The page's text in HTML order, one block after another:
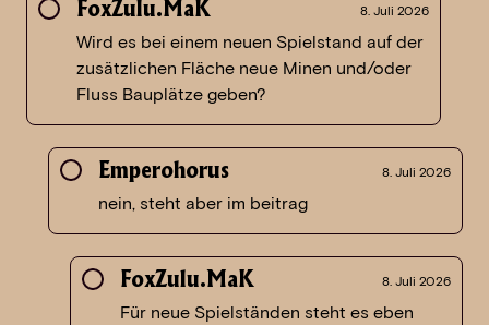
FoxZulu.MaK 8. Juli 2026
Wird es bei einem neuen Spielstand auf der
zusätzlichen Fläche neue Minen und/oder
Fluss Bauplätze geben?
Emperohorus 8. Juli 2026
nein, steht aber im beitrag
FoxZulu.MaK 8. Juli 2026
Für neue Spielständen steht es eben